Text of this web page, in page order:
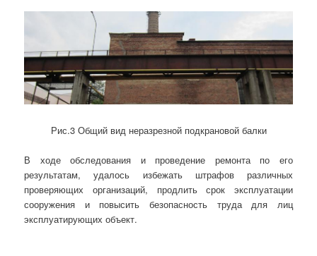
Рис.3 Общий вид неразрезной подкрановой балки
В ходе обследования и проведение ремонта по его
результатам, удалось избежать штрафов различных
проверяющих организаций, продлить срок эксплуатации
сооружения и повысить безопасность труда для лиц
эксплуатирующих объект.